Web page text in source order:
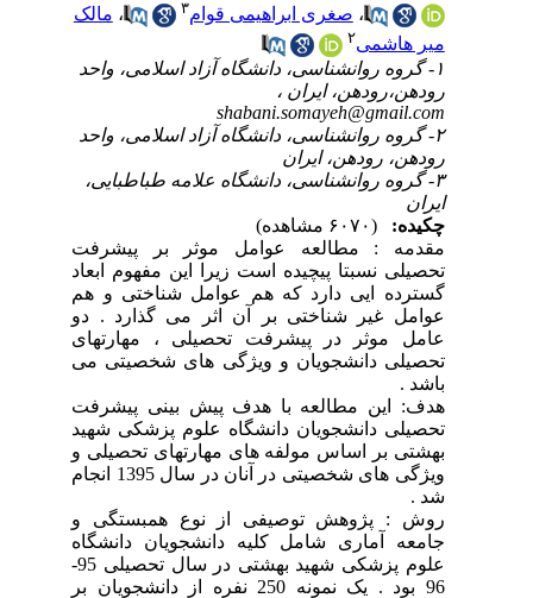
،صغری ابراهیمی قوام ۳ ،مالک
میر هاشمی
۱- گروه روانشناسی، دانشگاه آزاد اسلامی، واحد
رودهن،رودهن، ایران ،
shabani.somayeh@gmail.com
۲- گروه روانشناسی، دانشگاه آزاد اسلامی، واحد
رودهن، رودهن، ایران
۳- گروه روانشناسی، دانشگاه علامه طباطبایی،
ایران
چکیده:
مقدمه : مطالعه عوامل موثر بر پیشرفت
تحصیلی نسبتا پیچیده است زیرا این مفهوم ابعاد
گسترده ایی دارد که هم عوامل شناختی و هم
عوامل غیر شناختی بر آن اثر می گذارد . دو
عامل موثر در پیشرفت تحصیلی ، مهارتهای
تحصیلی دانشجویان و ویژگی های شخصیتی می
باشد .
هدف: این مطالعه با هدف پیش بینی پیشرفت
تحصیلی دانشجویان دانشگاه علوم پزشکی شهید
بهشتی بر اساس مولفه های مهارتهای تحصیلی و
ویژگی های شخصیتی در آنان در سال 1395 انجام
شد .
روش : پژوهش توصیفی از نوع همبستگی و
جامعه آماری شامل کلیه دانشجویان دانشگاه
علوم پزشکی شهید بهشتی در سال تحصیلی 95-
96 بود . یک نمونه 250 نفره از دانشجویان بر